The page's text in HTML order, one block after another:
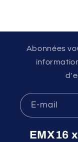
Abonnées
E-mail
EMX16